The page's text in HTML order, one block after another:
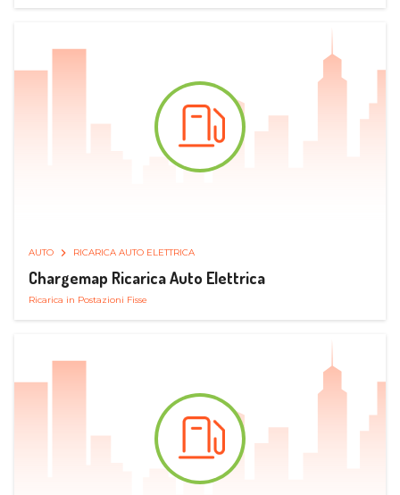
AUTO RICARICA AUTO ELETTRICA
Chargemap Ricarica Auto Elettrica
Ricarica in Postazioni Fisse